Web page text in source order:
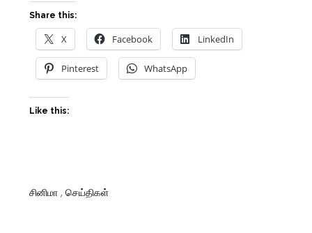
Share this:
X Facebook LinkedIn
Pinterest WhatsApp
Like this:
சினிமா ,செய்திகள்